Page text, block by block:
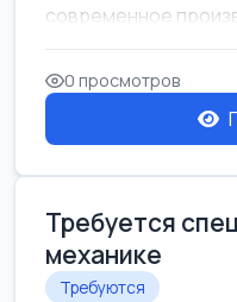
современное
0 просмотров
Требуется
механике
Требуются